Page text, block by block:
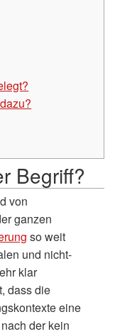
Begriff?
von
ganzen
so weit
und nicht-
klar
dass die
eine
der kein